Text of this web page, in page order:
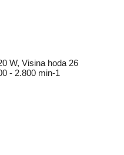
W, Visina hoda 26
- 2.800 min-1